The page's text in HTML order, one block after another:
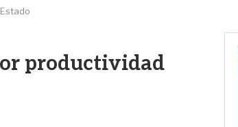
productividad